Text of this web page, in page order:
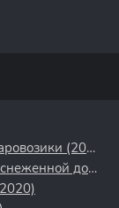
Чаггингтон: Веселые паровозики (2008)
Энчантималс. Тайны заснеженной долины (2020)